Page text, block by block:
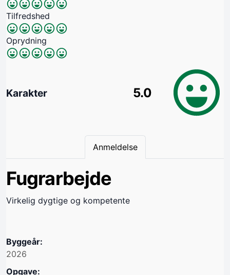
Tilfredshed
Oprydning
Karakter 5.0
Anmeldelse
Fugrarbejde
Virkelig dygtige og kompetente
Byggeår:
2026
Opgave: